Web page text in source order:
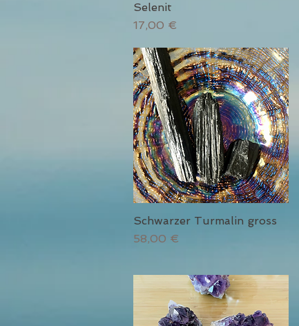
Selenit
Preis
17,00 €
Schnellansicht
Schwarzer Turmalin gross
Preis
58,00 €